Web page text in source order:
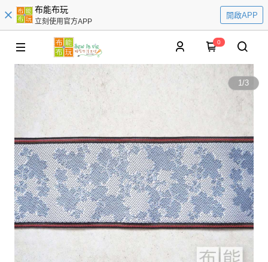
布能布玩
立刻使用官方APP
開啟APP
0
1/3